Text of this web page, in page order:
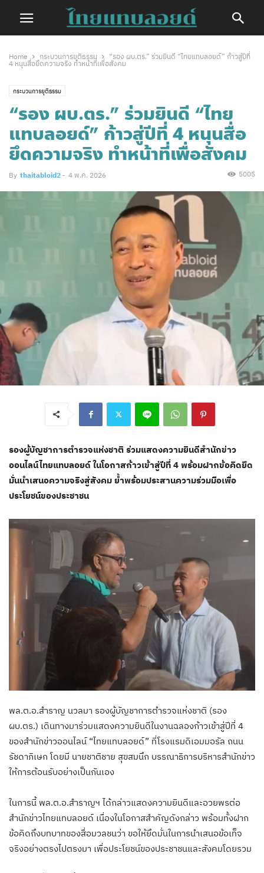
Home กระบวนการยุติธรรม
“รอง ผบ.ตร.” ร่วมยินดี “ไทยแทบลอยด์” ก้าวสู่ปีที่
4 หนุนสื่อยึดความจริง ทำหน้าที่เพื่อสังคม
กระบวนการยุติธรรม
“รอง ผบ.ตร.” ร่วมยินดี “ไทย
แทบลอยด์” ก้าวสู่ปีที่ 4 หนุนสื่อ
ยึดความจริง ทำหน้าที่เพื่อสังคม
By thaitabloid2 - 4 พ.ค. 2026 5005
รองผู้บัญชาการตำรวจแห่งชาติ ร่วมแสดงความยินดีสำนักข่าว
ออนไลน์ไทยแทบลอยด์ ในโอกาสก้าวเข้าสู่ปีที่ 4 พร้อมฝากข้อคิดยึด
มั่นนำเสนอความจริงสู่สังคม ย้ำพร้อมประสานความร่วมมือเพื่อ
ประโยชน์ของประชาชน
พล.ต.อ.สำราญ นวลมา รองผู้บัญชาการตำรวจแห่งชาติ (รอง
ผบ.ตร.) เดินทางมาร่วมแสดงความยินดีในงานฉลองก้าวเข้าสู่ปีที่ 4
ของสำนักข่าวออนไลน์ “ไทยแทบลอยด์” ที่โรงแรมดิเอมมอรัล ถนน
รัชดาภิเษก โดยมี นายชาติชาย สุขสมนึก บรรณาธิการบริหารสำนักข่าว
ให้การต้อนรับอย่างเป็นกันเอง
ในการนี้ พล.ต.อ.สำราญฯ ได้กล่าวแสดงความยินดีและอวยพรต่อ
สำนักข่าวไทยแทบลอยด์ เนื่องในโอกาสสำคัญดังกล่าว พร้อมทั้งฝาก
ข้อคิดถึงบทบาทของสื่อมวลชนว่า ขอให้ยึดมั่นในการนำเสนอข้อเท็จ
จริงอย่างตรงไปตรงมา เพื่อประโยชน์ของประชาชนและสังคมโดยรวม